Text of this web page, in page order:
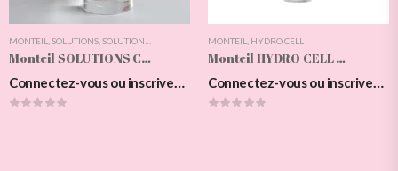
MONTEIL SOLUTIONS SOLUTIONS CLARIFY
Monteil SOLUTIONS CLARIFY Creme 24h
Connectez-vous ou inscrivez-vous pour voir les prix
MONTEIL HYDRO CELL
Monteil HYDRO CELL Moisturizing Beauty Emulsion, 50ml
Connectez-vous ou inscrivez-vous pour voir les prix